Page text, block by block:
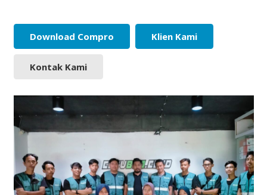
Download Compro Klien Kami
Kontak Kami